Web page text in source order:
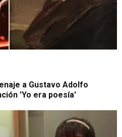
a Gustavo Adolfo
'Yo era poesía'